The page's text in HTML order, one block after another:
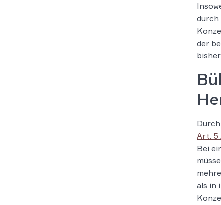
durch
der
Art. 5
Bei
als in